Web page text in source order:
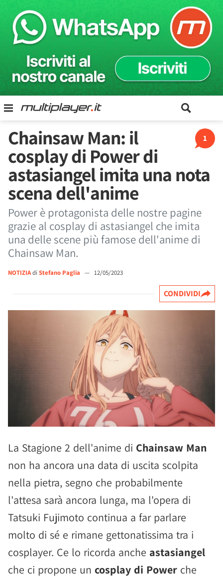
1
Chainsaw Man: il
cosplay di Power di
astasiangel imita una nota
scena dell'anime
Power è protagonista delle nostre pagine
grazie al cosplay di astasiangel che imita
una delle scene più famose dell'anime di
Chainsaw Man.
NOTIZIAdi Stefano Paglia — 12/05/2023
CONDIVIDI
La Stagione 2 dell'anime di Chainsaw Man
non ha ancora una data di uscita scolpita
nella pietra, segno che probabilmente
l'attesa sarà ancora lunga, ma l'opera di
Tatsuki Fujimoto continua a far parlare
molto di sé e rimane gettonatissima tra i
cosplayer. Ce lo ricorda anche astasiangel
che ci propone un cosplay di Power che